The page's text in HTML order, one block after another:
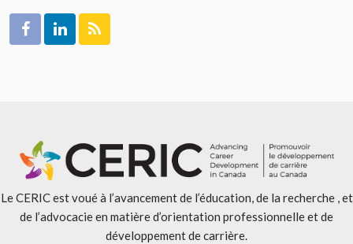
Le CERIC est voué à l’avancement de l’éducation, de la recherche , et
de l’advocacie en matière d’orientation professionnelle et de
développement de carrière.